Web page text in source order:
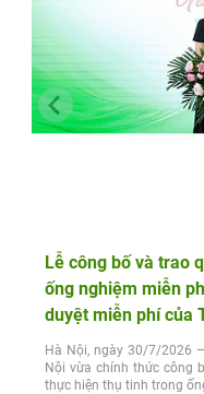
Lễ công bố và trao
ống nghiệm miễn
duyệt miễn phí của
Hà Nội, ngày 30/7/2026
Nội vừa chính thức công
thực hiện thụ tinh trong